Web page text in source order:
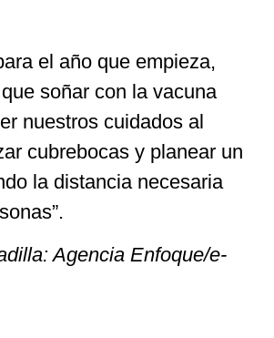
el año que empieza,
soñar con la vacuna
nuestros cuidados al
cubrebocas y planear un
la distancia necesaria
Agencia Enfoque/e-